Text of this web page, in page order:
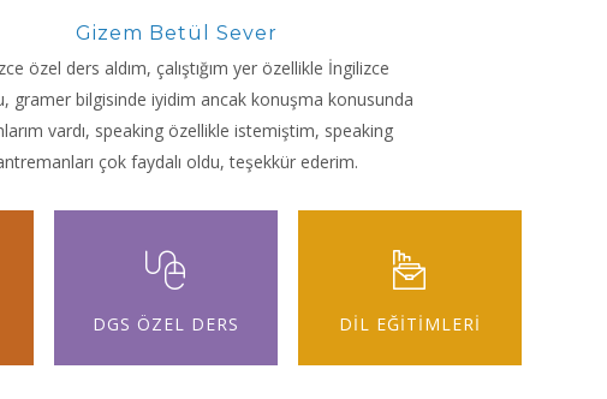
Gizem Betül Sever
özel ders aldım, çalıştığım yer özellikle İngilizce
gramer bilgisinde iyidim ancak konuşma konusunda
vardı, speaking özellikle istemiştim, speaking
çok faydalı oldu, teşekkür ederim.
DGS ÖZEL DERS DİL EĞİTİMLERİ